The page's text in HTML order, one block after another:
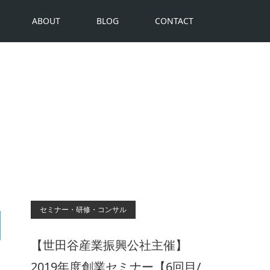
ABOUT BLOG CONTACT
セミナー・研修・コンサル
【世田谷産業振興公社主催】
2019年度創業セミナー【6回目/